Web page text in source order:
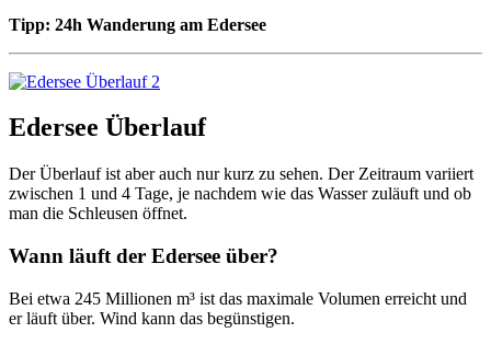
Tipp: 24h Wanderung am Edersee
Edersee Überlauf
Der Überlauf ist aber auch nur kurz zu sehen. Der Zeitraum variiert
zwischen 1 und 4 Tage, je nachdem wie das Wasser zuläuft und ob
man die Schleusen öffnet.
Wann läuft der Edersee über?
Bei etwa 245 Millionen m³ ist das maximale Volumen erreicht und
er läuft über. Wind kann das begünstigen.